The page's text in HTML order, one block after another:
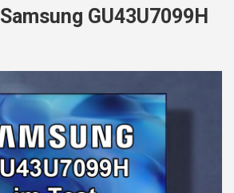
Samsung GU43U7099H